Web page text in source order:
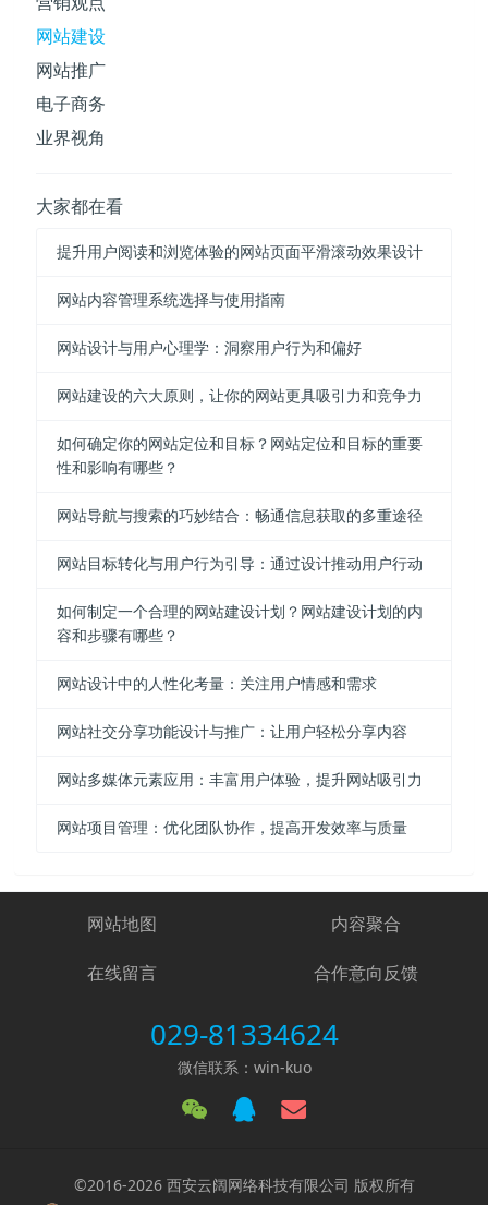
网站建设
网站推广
电子商务
业界视角
大家都在看
提升用户阅读和浏览体验的网站页面平滑滚动效果设计
网站内容管理系统选择与使用指南
网站设计与用户心理学：洞察用户行为和偏好
网站建设的六大原则，让你的网站更具吸引力和竞争力
如何确定你的网站定位和目标？网站定位和目标的重要
性和影响有哪些？
网站导航与搜索的巧妙结合：畅通信息获取的多重途径
网站目标转化与用户行为引导：通过设计推动用户行动
如何制定一个合理的网站建设计划？网站建设计划的内
容和步骤有哪些？
网站设计中的人性化考量：关注用户情感和需求
网站社交分享功能设计与推广：让用户轻松分享内容
网站多媒体元素应用：丰富用户体验，提升网站吸引力
网站项目管理：优化团队协作，提高开发效率与质量
网站地图 内容聚合
在线留言 合作意向反馈
029-81334624
微信联系：win-kuo
©2016-2026 西安云阔网络科技有限公司 版权所有